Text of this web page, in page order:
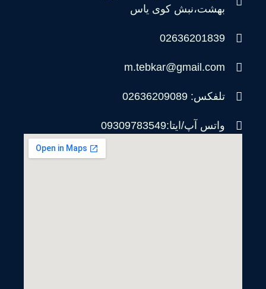
بهشت،نبش کوی یاس
02636201839
m.tebkar@gmail.com
تلفکس: 02636209089
واتس آپ/ایتا:09309783549